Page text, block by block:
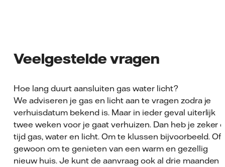
Veelgestelde vragen
Hoe lang duurt aansluiten gas water licht?
We adviseren je gas en licht aan te vragen zodra je
verhuisdatum bekend is. Maar in ieder geval uiterlijk
twee weken voor je gaat verhuizen. Dan heb je zeker
tijd gas, water en licht. Om te klussen bijvoorbeeld. Of
gewoon om te genieten van een warm en gezellig
nieuw huis. Je kunt de aanvraag ook al drie maanden